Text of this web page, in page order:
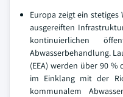
Europa zeigt ein
ausgereiften
kontinuierlichen
Abwasserbehandlung.
(EEA) werden über 90 %
im Einklang mit der
kommunalem